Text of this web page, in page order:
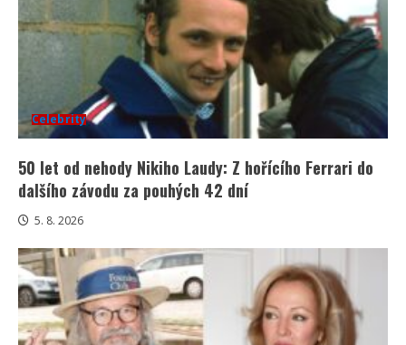
Celebrity
50 let od nehody Nikiho Laudy: Z hořícího Ferrari do
dalšího závodu za pouhých 42 dní
5. 8. 2026